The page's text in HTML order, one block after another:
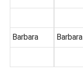
Barbara Barbara